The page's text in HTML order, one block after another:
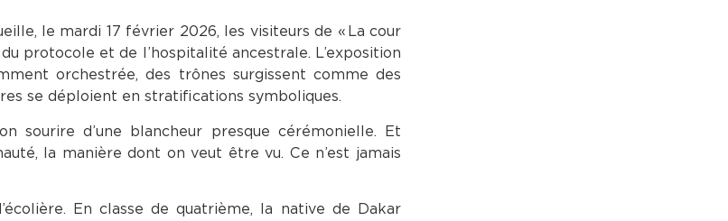
le mardi 17 février 2026, les visiteurs de « La cour
protocole et de l’hospitalité ancestrale. L’exposition
orchestrée, des trônes surgissent comme des
se déploient en stratifications symboliques.
sourire d’une blancheur presque cérémonielle. Et
la manière dont on veut être vu. Ce n’est jamais
En classe de quatrième, la native de Dakar